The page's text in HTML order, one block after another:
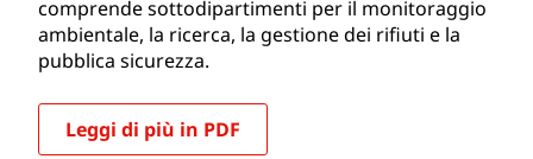
comprende sottodipartimenti per il monitoraggio
ambientale, la ricerca, la gestione dei rifiuti e la
pubblica sicurezza.
Leggi di più in PDF